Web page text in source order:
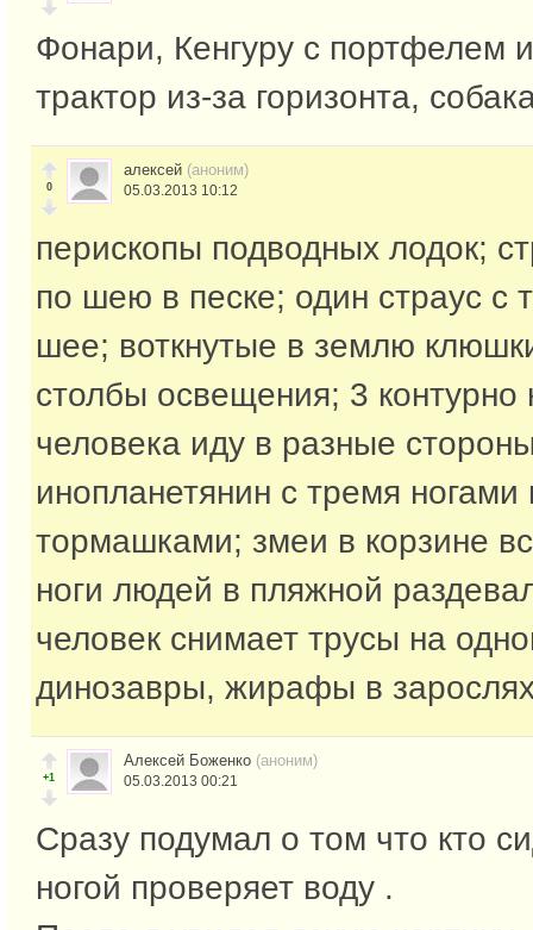
Фонари, Кенгуру с портфелем
трактор из-за горизонта,
0
алексей (аноним)
05.03.2013 10:12
перископы подводных лодок;
по шею в песке; один страус с
шее; воткнутые в землю
столбы освещения; 3 контурно
человека иду в разные
инопланетянин с тремя ногами
тормашками; змеи в корзине
ноги людей в пляжной
человек снимает трусы на
динозавры, жирафы в
+1
Алексей Боженко (аноним)
05.03.2013 00:21
Сразу подумал о том что кто
ногой проверяет воду .